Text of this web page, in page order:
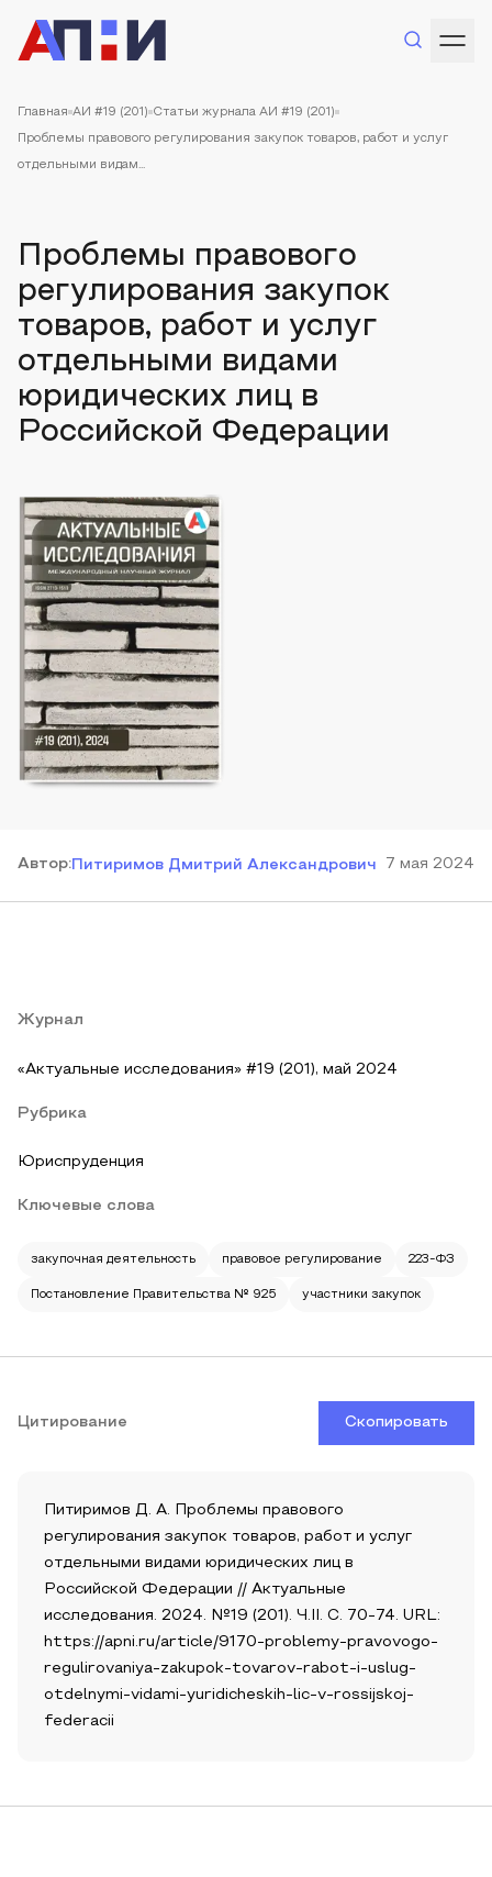
Главная АИ #19 (201) Статьи журнала АИ #19 (201)
Проблемы правового регулирования закупок товаров, работ и услуг
отдельными видам...
Проблемы правового
регулирования закупок
товаров, работ и услуг
отдельными видами
юридических лиц в
Российской Федерации
Автор:Питиримов Дмитрий Александрович 7 мая 2024
Журнал
«Актуальные исследования» #19 (201), май 2024
Рубрика
Юриспруденция
Ключевые слова
закупочная деятельность правовое регулирование 223-ФЗ
Постановление Правительства № 925 участники закупок
Цитирование Скопировать
Питиримов Д. А. Проблемы правового
регулирования закупок товаров, работ и услуг
отдельными видами юридических лиц в
Российской Федерации // Актуальные
исследования. 2024. №19 (201). Ч.II. С. 70-74. URL:
https://apni.ru/article/9170-problemy-pravovogo-
regulirovaniya-zakupok-tovarov-rabot-i-uslug-
otdelnymi-vidami-yuridicheskih-lic-v-rossijskoj-
federacii